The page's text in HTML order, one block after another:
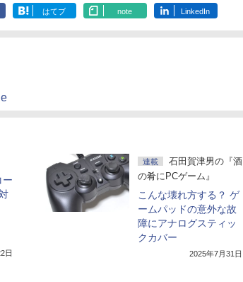
はてブ note LinkedIn
ー
日
連載
石田賀津男の『酒
の肴にPCゲーム』
こんな壊れ方する？ ゲ
ームパッドの意外な故
障にアナログスティッ
クカバー
2025年7月31日